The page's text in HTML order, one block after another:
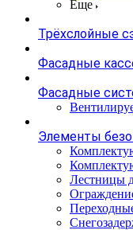
Еще
Трёхслойные
Фасадные
Фасадные
Элементы
Лестницы